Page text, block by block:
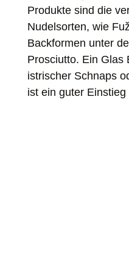
Produkte sind die
Nudelsorten, wie
Backformen unter
Prosciutto. Ein Glas
istrischer Schnaps
ist ein guter